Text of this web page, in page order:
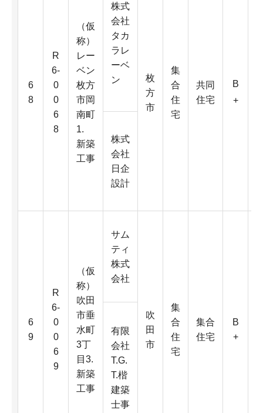
6
8
R
6-
0
0
6
8
（仮
称）
レー
ベン
枚方
市岡
南町
1.
新築
工事
株式
会社
タカ
ラレ
ーベ
ン
枚
方
市
集
合
住
宅
共同
住宅
B
+
株式
会社
日企
設計
6
9
R
6-
0
0
6
9
（仮
称）
吹田
市垂
水町
3丁
目3.
新築
工事
サム
ティ
株式
会社
吹
田
市
集
合
住
宅
集合
住宅
B
+
有限
会社
T.G.
T.楷
建築
士事